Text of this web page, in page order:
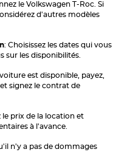
le Volkswagen T-Roc. Si
d'autres modèles
: Choisissez les dates qui vous
sur les disponibilités.
voiture est disponible, payez,
signez le contrat de
le prix de la location et
à l'avance.
n'y a pas de dommages